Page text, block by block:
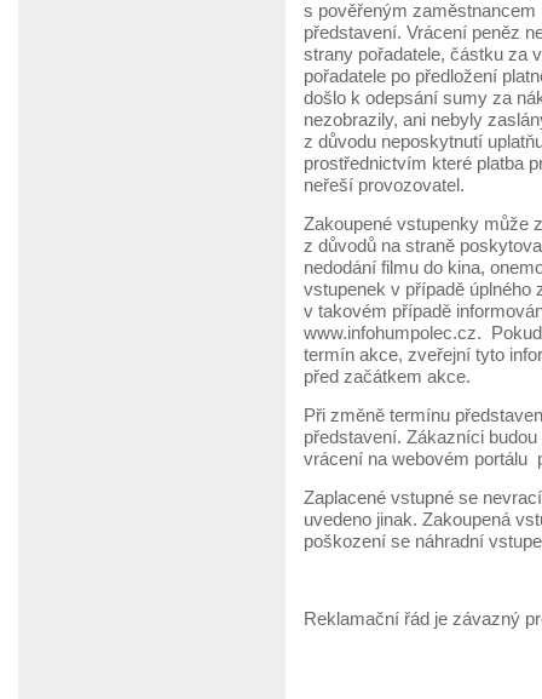
s pověřeným
představení. Vrácení peněz
strany pořadatele, částku za
pořadatele po předložení
došlo k odepsání sumy za
nezobrazily, ani nebyly
z důvodu neposkytnutí
prostřednictvím které platba
neřeší provozovatel.
Zakoupené vstupenky může
z důvodů na straně
nedodání filmu do kina,
vstupenek v případě úplného
v takovém případě
www.infohumpolec.cz.
termín akce, zveřejní tyto
před začátkem akce.
Při změně termínu
představení. Zákazníci
vrácení na webovém portálu
Zaplacené vstupné se
uvedeno jinak. Zakoupená
poškození se náhradní
Reklamační řád je závazný